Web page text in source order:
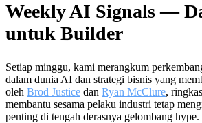
Weekly AI Signals —
untuk Builder
Setiap minggu, kami merangkum
dalam dunia AI dan strategi bisnis yang
oleh Brod Justice dan Ryan McClure,
membantu sesama pelaku industri tetap
penting di tengah derasnya gelombang hype.